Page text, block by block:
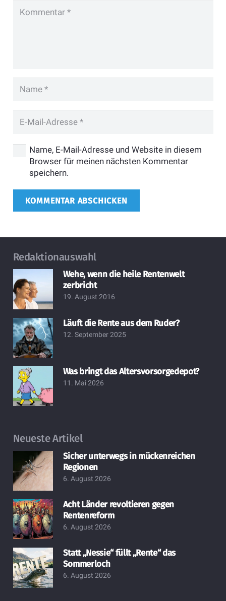
Name, E-Mail-Adresse und Website in diesem
Browser für meinen nächsten Kommentar
speichern.
KOMMENTAR ABSCHICKEN
Redaktionauswahl
Wehe, wenn die heile Rentenwelt
zerbricht
19. August 2016
Läuft die Rente aus dem Ruder?
12. September 2025
Was bringt das Altersvorsorgedepot?
11. Mai 2026
Neueste Artikel
Sicher unterwegs in mückenreichen
Regionen
6. August 2026
Acht Länder revoltieren gegen
Rentenreform
6. August 2026
Statt „Nessie“ füllt „Rente“ das
Sommerloch
6. August 2026